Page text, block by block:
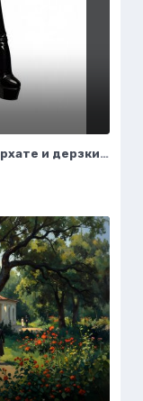
Элегантный силуэт в изумрудном бархате и дерзких ботфортах. Нейросеть Flux 1